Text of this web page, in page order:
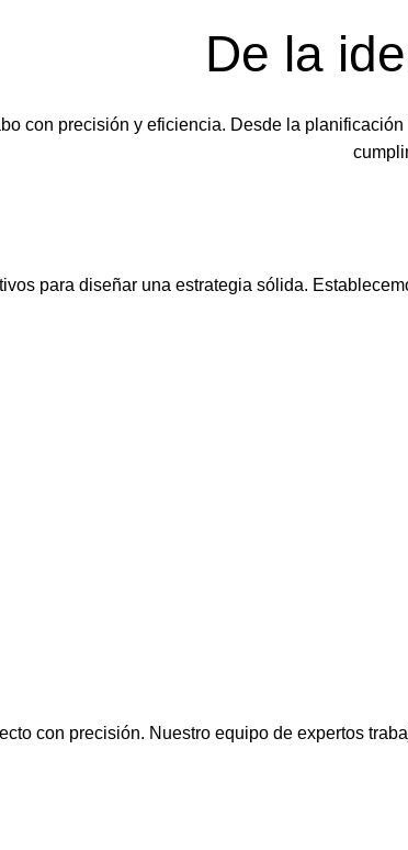
De la
con precisión y eficiencia. Desde la
para diseñar una estrategia sólida.
con precisión. Nuestro equipo de expertos